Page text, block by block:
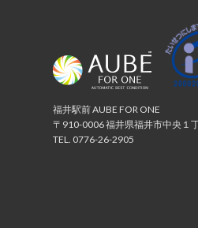
福井駅前 AUBE FOR ONE
〒910-0006 福井県福井市中央１
TEL. 0776-26-2905